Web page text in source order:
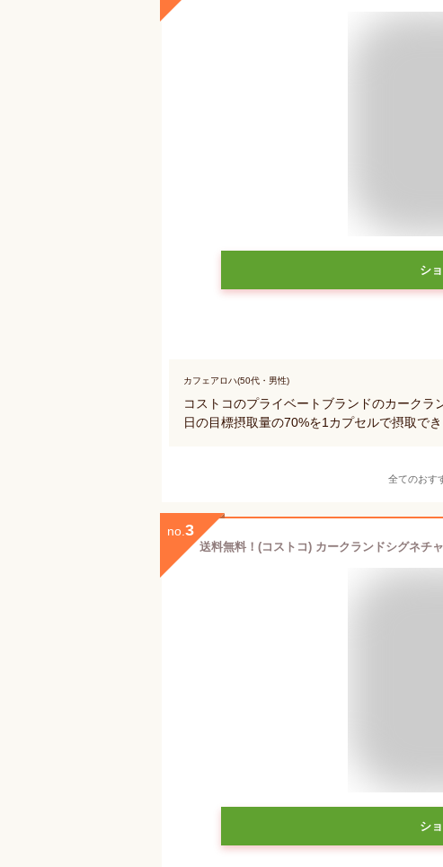
シ
カフェアロハ(50代・男性)
コストコのプライベートブランドのカーク
日の目標摂取量の70%を1カプセルで摂取でき
全てのおす
no. 3
シ